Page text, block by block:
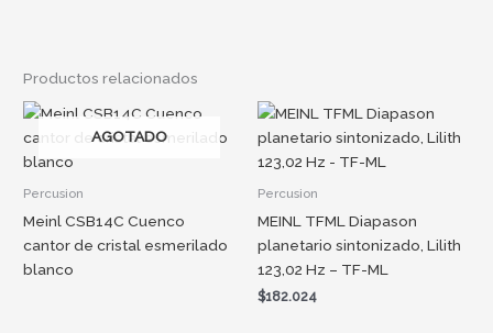
Productos relacionados
AGOTADO
Percusion
Meinl CSB14C Cuenco
cantor de cristal esmerilado
blanco
Percusion
MEINL TFML Diapason
planetario sintonizado, Lilith
123,02 Hz – TF-ML
$182.024